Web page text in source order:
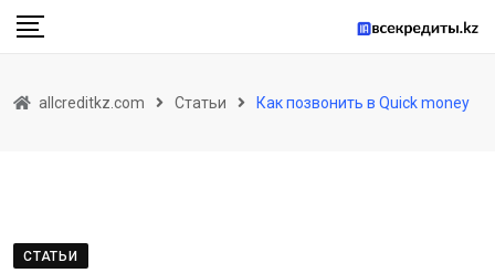
Skip
allcreditkz.com Статьи Как позвонить в Quick money
СТАТЬИ